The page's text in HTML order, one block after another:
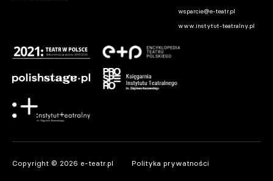
wsparcie@e-teatr.pl
www.instytut-teatralny.pl
Copyright © 2026 e-teatr.pl Polityka prywatności